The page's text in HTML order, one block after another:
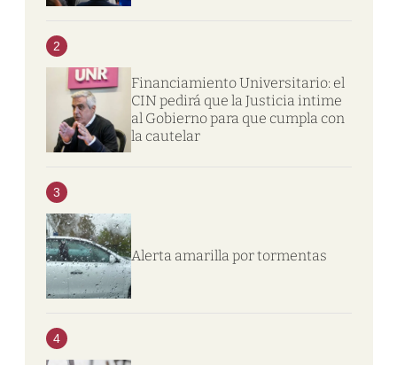
2
Financiamiento Universitario: el
CIN pedirá que la Justicia intime
al Gobierno para que cumpla con
la cautelar
3
Alerta amarilla por tormentas
4